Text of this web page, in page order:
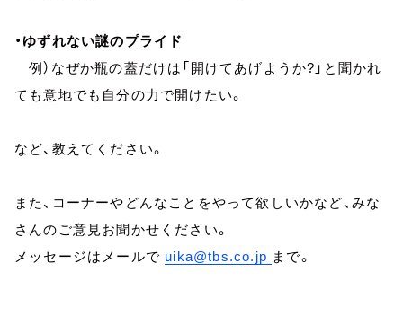
・ゆずれない謎のプライド
例）なぜか瓶の蓋だけは「開けてあげようか?」と聞かれ
ても意地でも自分の力で開けたい。
など、教えてください。
また、コーナーやどんなことをやって欲しいかなど、みな
さんのご意見お聞かせください。
メッセージはメールで uika@tbs.co.jp まで。